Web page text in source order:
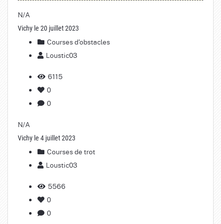
N/A
Vichy le 20 juillet 2023
Courses d'obstacles
Loustic03
6115
0
0
N/A
Vichy le 4 juillet 2023
Courses de trot
Loustic03
5566
0
0